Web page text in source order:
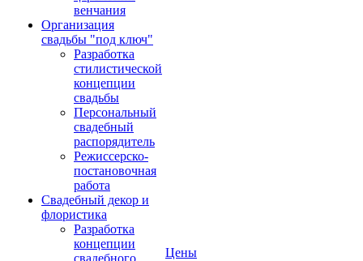
венчания
Организация
свадьбы "под ключ"
Разработка
стилистической
концепции
свадьбы
Персональный
свадебный
распорядитель
Режиссерско-
постановочная
работа
Свадебный декор и
флористика
Разработка
концепции
свадебного
Цены